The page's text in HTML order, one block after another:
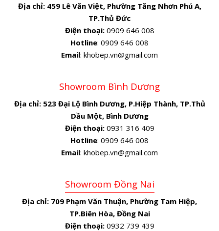
Địa chỉ: 459 Lê Văn Việt, Phường Tăng Nhơn Phú A,
TP.Thủ Đức
Điện thoại:0909 646 008
Hotline: 0909 646 008
Email: khobep.vn@gmail.com
Showroom Bình Dương
Địa chỉ: 523 Đại Lộ Bình Dương, P.Hiệp Thành, TP.Thủ
Dầu Một, Bình Dương
Điện thoại:0931 316 409
Hotline: 0909 646 008
Email: khobep.vn@gmail.com
Showroom Đồng Nai
Địa chỉ: 709 Phạm Văn Thuận, Phường Tam Hiệp,
TP.Biên Hòa, Đồng Nai
Điện thoại:0932 739 439